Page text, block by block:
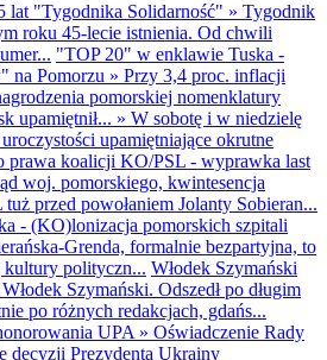
lat "Tygodnika Solidarność" » Tygodnik
roku 45-lecie istnienia. Od chwili
"TOP 20" w enklawie Tuska -
na Pomorzu » Przy 3,4 proc. inflacji
pomorskiej nomenklatury
upamiętnił... » W sobotę i w niedzielę
upamiętniające okrutne
prawa koalicji KO/PSL - wyprawka last
woj. pomorskiego, kwintesencja
przed powołaniem Jolanty Sobieran...
- (KO)lonizacja pomorskich szpitali
Grenda, formalnie bezpartyjna, to
polityczn... Włodek Szymański
Włodek Szymański. Odszedł po długim
po różnych redakcjach, gdańs...
UPA » Oświadczenie Rady
decyzji Prezydenta Ukrainy